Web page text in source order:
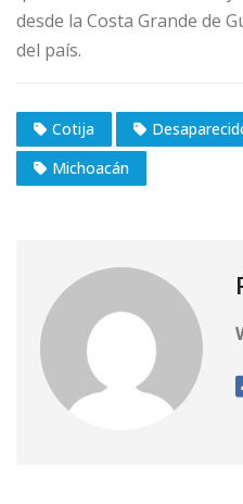
desde la Costa Grande de
del país.
Cotija
Michoacán